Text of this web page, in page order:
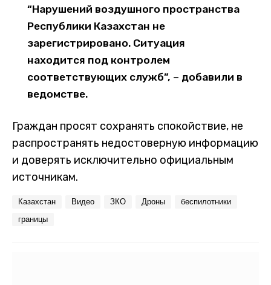
“Нарушений воздушного пространства
Республики Казахстан не
зарегистрировано. Ситуация
находится под контролем
соответствующих служб”, – добавили в
ведомстве.
Граждан просят сохранять спокойствие, не
распространять недостоверную информацию
и доверять исключительно официальным
источникам.
Казахстан Видео ЗКО Дроны
беспилотники
границы